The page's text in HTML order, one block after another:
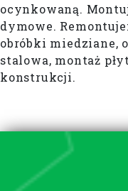
ocynkowaną.
dymowe.
obróbki miedziane,
stalowa, montaż
konstrukcji.